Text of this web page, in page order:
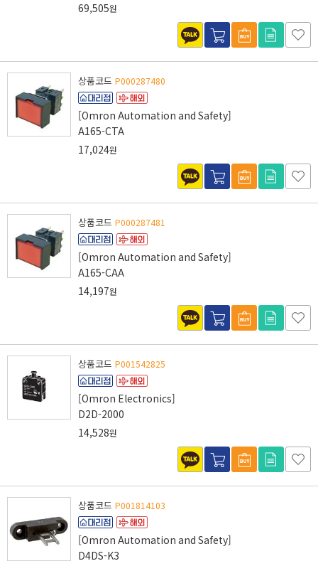
69,505원
상품코드 P000287480
[Omron Automation and Safety]
A165-CTA
17,024원
상품코드 P000287481
[Omron Automation and Safety]
A165-CAA
14,197원
상품코드 P001542825
[Omron Electronics]
D2D-2000
14,528원
상품코드 P001814103
[Omron Automation and Safety]
D4DS-K3